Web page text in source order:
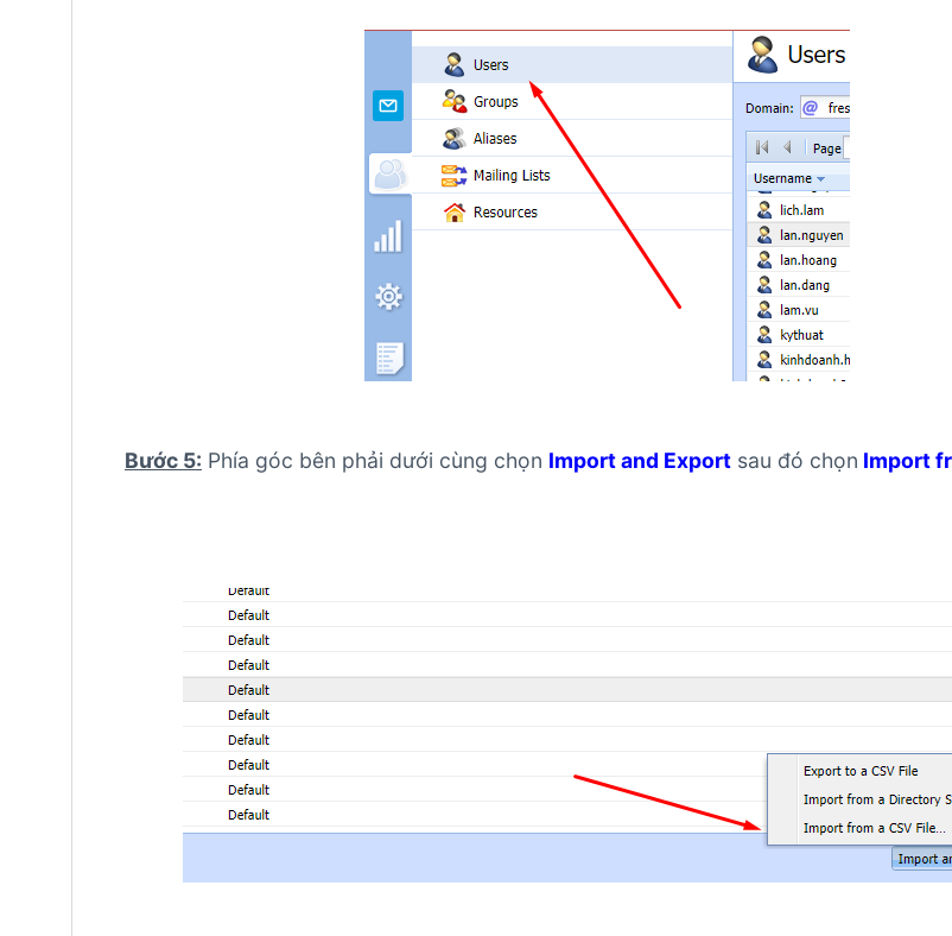
Bước 5: Phía góc bên phải dưới cùng chọn Import and Export sau đó chọn Import